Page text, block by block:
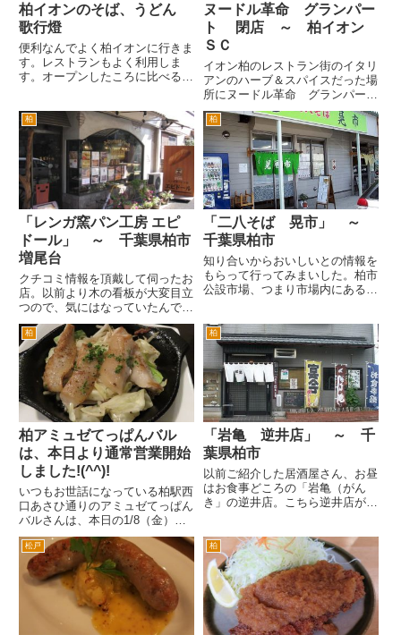
柏イオンのそば、うどん
歌行燈
便利なんでよく柏イオンに行きま
す。レストランもよく利用しま
す。オープンしたころに比べる
す。以前は、インドカレー、中
華、地中海料理ほかいろいろなお
店があったのですが・・・ドラッ
グスト...
ヌードル革命 グランパー
ト 閉店 ～ 柏イオン
ＳＣ
イオン柏のレストラン街のイタリ
アンのハーブ＆スパイスだった場
所にヌードル革命 グランパート
と言うお店が、できました。 ヌ
ードル革命？ヌードルというとう
どん？ 店頭のガラス越しのメニ
ューは、一見するろトマトソース
やらクリームソースのパスタの...
柏
「レンガ窯パン工房 エピ
ドール」 ～ 千葉県柏市
増尾台
クチコミ情報を頂戴して伺ったお
店。以前より木の看板が大変目立
つので、気にはなっていたんです
が、訪問したのは初めてでした。
場所は、柏の増尾台の住宅街の一
角です。南増尾交差点を柏方面
へ。二個目の信号（角に中古車屋
さんがある交差点）を左折しま
す...
柏
「二八そば 晃市」 ～
千葉県柏市
知り合いからおいしいとの情報を
もらって行ってみまいした。柏市
公設市場、つまり市場内にあるお
過ぎて若柴の交差点を右折すると
すぐ左手に柏公設市場の入口があ
りますのでそこを左折して入り...
柏
柏アミュゼてっぱんバル
は、本日より通常営業開始
しました!(^^)!
いつもお世話になっている柏駅西
口あさひ通りのアミュゼてっぱん
バルさんは、本日の1/8（金）の
ディナーより本年の通常営業を開
始しました。 ということで早
速、本年初のアミュゼさんに行っ
てきました。まずは、イタリアン
ポテトサラダ。 本日のカル
柏
「岩亀 逆井店」 ～ 千
葉県柏市
以前ご紹介した居酒屋さん、お昼
はお食事どころの「岩亀（がん
き」の逆井店。こちら逆井店が、
て、すぐに踏み切りを藤心方面
へ。道路右側を歩いていくとすぐ
に右手角にあります。手前が駐車
王で...
松戸 柏